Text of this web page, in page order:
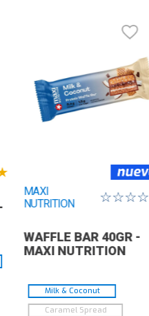
1 porción al día.
21g.
MAXI
NUTRITION
☆☆☆☆
WAFFLE BAR 40GR -
MAXI NUTRITION
Milk & Coconut
Caramel Spread